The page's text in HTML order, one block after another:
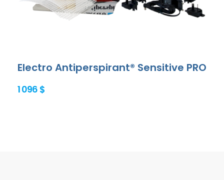
Electro Antiperspirant® Sensitive PRO
1 096 $